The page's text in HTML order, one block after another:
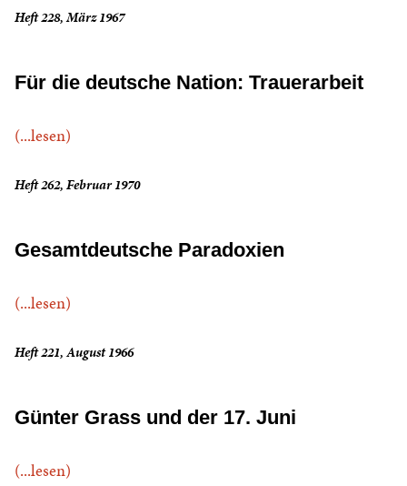
Heft 228, März 1967
Für die deutsche Nation: Trauerarbeit
(...lesen)
Heft 262, Februar 1970
Gesamtdeutsche Paradoxien
(...lesen)
Heft 221, August 1966
Günter Grass und der 17. Juni
(...lesen)